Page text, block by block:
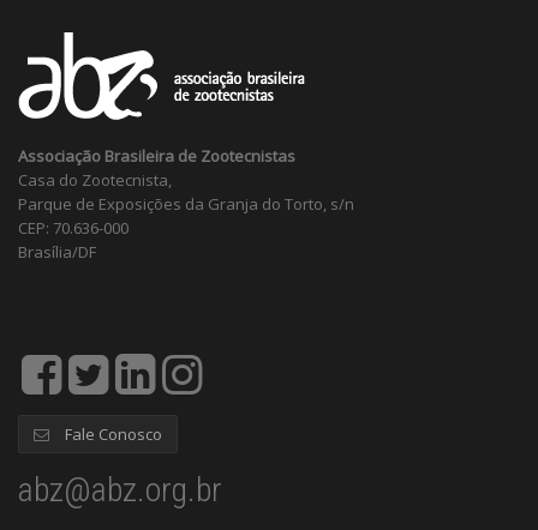
Associação Brasileira de Zootecnistas
Casa do Zootecnista,
Parque de Exposições da Granja do Torto, s/n
CEP: 70.636-000
Brasília/DF
Fale Conosco
abz@abz.org.br